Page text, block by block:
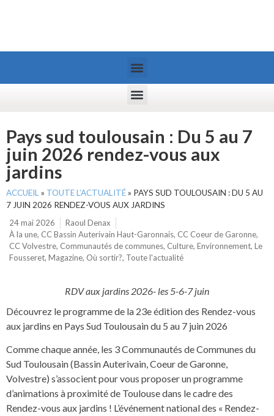
Pays sud toulousain : Du 5 au 7
juin 2026 rendez-vous aux
jardins
ACCUEIL » TOUTE L’ACTUALITÉ» PAYS SUD TOULOUSAIN : DU 5 AU
7 JUIN 2026 RENDEZ-VOUS AUX JARDINS
24 mai 2026
Raoul Denax
À la une, CC Bassin Auterivain Haut-Garonnais, CC Coeur de Garonne,
CC Volvestre, Communautés de communes, Culture, Environnement, Le
Fousseret, Magazine, Où sortir?, Toute l'actualité
RDV aux jardins 2026- les 5-6-7 juin
Découvrez le programme de la 23e édition des Rendez-vous
aux jardins en Pays Sud Toulousain du 5 au 7 juin 2026
Comme chaque année, les 3 Communautés de Communes du
Sud Toulousain (Bassin Auterivain, Coeur de Garonne,
Volvestre) s’associent pour vous proposer un programme
d’animations à proximité de Toulouse dans le cadre des
Rendez-vous aux jardins ! L’événement national des « Rendez-